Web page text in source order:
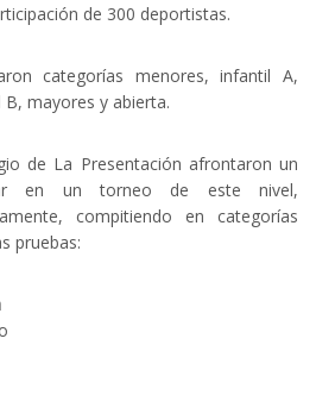
de 300 deportistas.
categorías menores, infantil A,
mayores y abierta.
de La Presentación afrontaron un
en un torneo de este nivel,
compitiendo en categorías
pruebas: